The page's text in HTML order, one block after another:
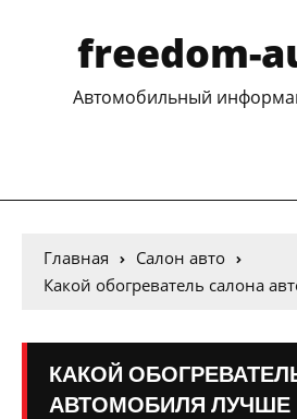
freedom-
Автомобильный
Главная
Салон авто
Какой обогреватель салона
КАКОЙ
АВТОМОБИЛЯ ЛУЧШЕ